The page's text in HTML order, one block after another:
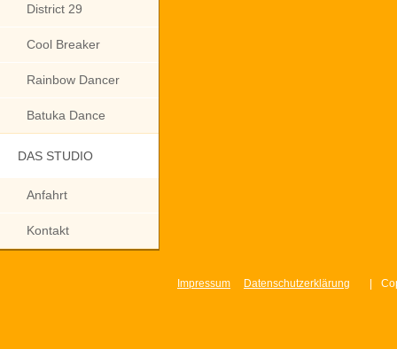
District 29
Cool Breaker
Rainbow Dancer
Batuka Dance
DAS STUDIO
Anfahrt
Kontakt
Impressum Datenschutzerklärung